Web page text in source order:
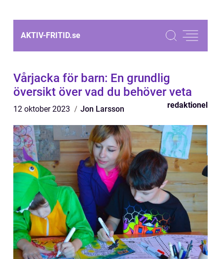
AKTIV-FRITID.se
Vårjacka för barn: En grundlig
översikt över vad du behöver veta
12 oktober 2023 Jon Larsson redaktionel